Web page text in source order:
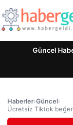
Güncel
Haberler›Güncel›
Ücretsiz Tiktok